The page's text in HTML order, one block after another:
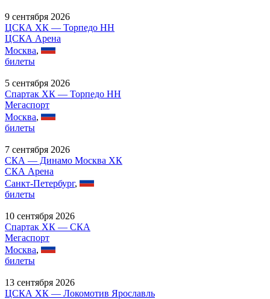
9 сентября 2026
ЦСКА ХК — Торпедо НН
ЦСКА Арена
Москва,
билеты
5 сентября 2026
Спартак ХК — Торпедо НН
Мегаспорт
Москва,
билеты
7 сентября 2026
СКА — Динамо Москва ХК
СКА Арена
Санкт-Петербург,
билеты
10 сентября 2026
Спартак ХК — СКА
Мегаспорт
Москва,
билеты
13 сентября 2026
ЦСКА ХК — Локомотив Ярославль